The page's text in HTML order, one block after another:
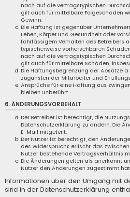
nach auf die vertragstypischen
gilt auch für mittelbare Folgeschäden
Gewinn.
Die Haftung ist gegenüber
Leben, Körper und Gesundheit oder
fahrlässigem Verhalten des Betreibers
typischerweise vorhersehbaren
nach auf die vertragstypischen
gilt auch für mittelbare Schäden,
Die Haftungsbegrenzung der Absätze
zugunsten der Mitarbeiter und
Ansprüche für eine Haftung aus
bleiben unberührt.
6. ÄNDERUNGSVORBEHALT
Der Betreiber ist berechtigt, die
Datenschutzerklärung zu ändern. Die
E-Mail mitgeteilt.
Der Nutzer ist berechtigt, den
des Widerspruchs erlischt das
Nutzer bestehende Vertragsverhältnis
Die Änderungen gelten als anerkannt
Nutzer den Änderungen zugestimmt
Informationen über den Umgang mit
sind in der Datenschutzerklärung